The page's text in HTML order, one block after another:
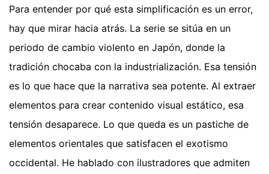
Para entender por qué esta simplificación es un error,
hay que mirar hacia atrás. La serie se sitúa en un
periodo de cambio violento en Japón, donde la
tradición chocaba con la industrialización. Esa tensión
es lo que hace que la narrativa sea potente. Al extraer
elementos para crear contenido visual estático, esa
tensión desaparece. Lo que queda es un pastiche de
elementos orientales que satisfacen el exotismo
occidental. He hablado con ilustradores que admiten